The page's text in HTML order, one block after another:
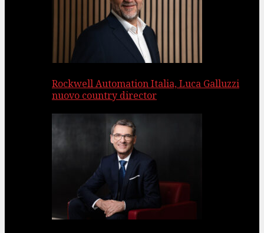
Rockwell Automation Italia, Luca Galluzzi
nuovo country director